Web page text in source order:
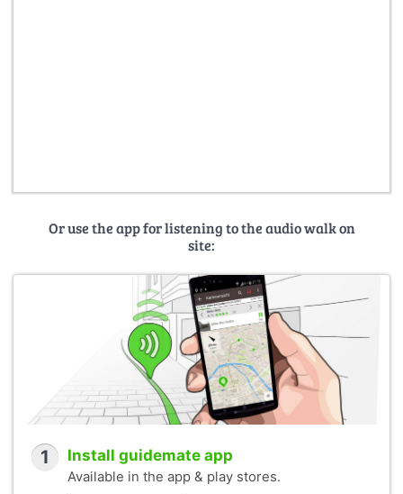
Or use the app for listening to the audio walk on
site:
1 Install guidemate app
Available in the app & play stores.